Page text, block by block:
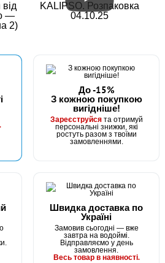
—
2)
KALIPSO. Розпаковка
04.10.25
До -15%
З кожною покупкою
вигідніше!
Зареєструйсята отримуй
персональні знижки, які
ростуть разом з твоїми
замовленнями.
Швидка доставка по
Україні
Замовив сьогодні — вже
завтра на водоймі.
Відправляємо у день
замовлення.
Весь товар в наявності.